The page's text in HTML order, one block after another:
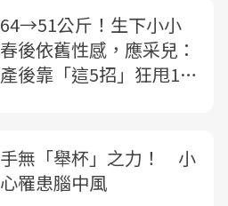
64→51公斤！生下小小
春後依舊性感，應采兒：
產後靠「這5招」狂甩13
手無「舉杯」之力！ 小
心罹患腦中風